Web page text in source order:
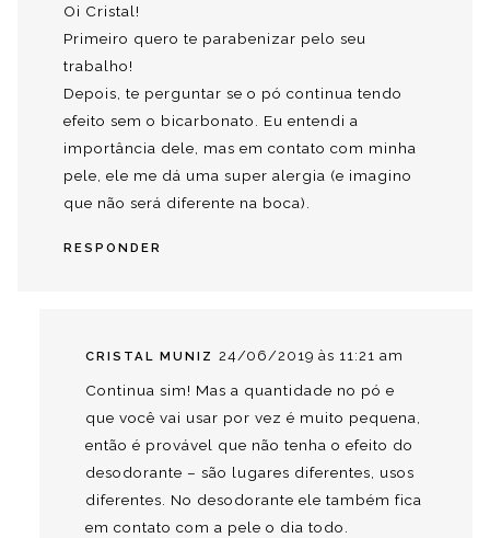
Oi Cristal!
Primeiro quero te parabenizar pelo seu
trabalho!
Depois, te perguntar se o pó continua tendo
efeito sem o bicarbonato. Eu entendi a
importância dele, mas em contato com minha
pele, ele me dá uma super alergia (e imagino
que não será diferente na boca).
RESPONDER
CRISTAL MUNIZ 24/06/2019 às 11:21 am
Continua sim! Mas a quantidade no pó e
que você vai usar por vez é muito pequena,
então é provável que não tenha o efeito do
desodorante – são lugares diferentes, usos
diferentes. No desodorante ele também fica
em contato com a pele o dia todo.